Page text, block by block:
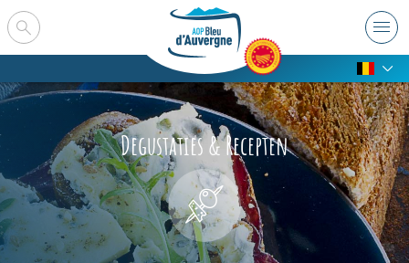
Degustaties & Recepten